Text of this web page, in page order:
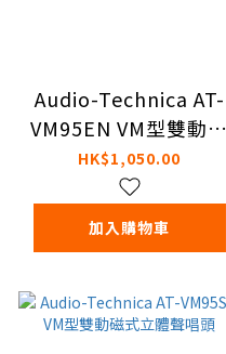
Audio-Technica AT-
VM95EN VM型雙動磁
式立體聲唱頭
HK$1,050.00
加入購物車